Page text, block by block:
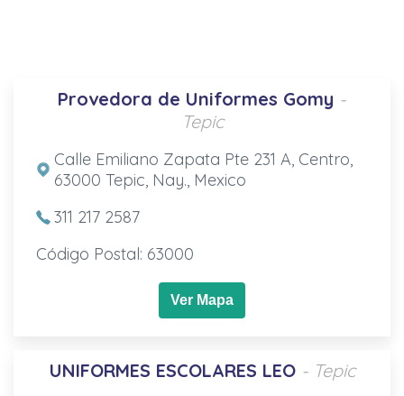
Provedora de Uniformes Gomy -
Tepic
Calle Emiliano Zapata Pte 231 A, Centro,
63000 Tepic, Nay., Mexico
311 217 2587
Código Postal: 63000
Ver Mapa
UNIFORMES ESCOLARES LEO - Tepic